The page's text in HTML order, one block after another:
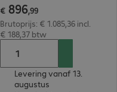
€ 896,99
Brutoprijs: € 1.085,36 incl.
€ 188,37 btw
Levering vanaf 13.
augustus